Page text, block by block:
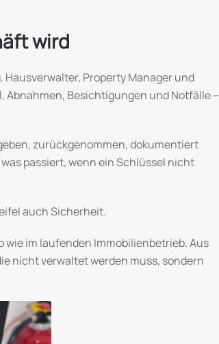
wird
Property Manager und
Besichtigungen und Notfälle –
zurückgenommen, dokumentiert
passiert, wenn ein Schlüssel nicht
auch Sicherheit.
wie im laufenden Immobilienbetrieb. Aus
nicht verwaltet werden muss, sondern